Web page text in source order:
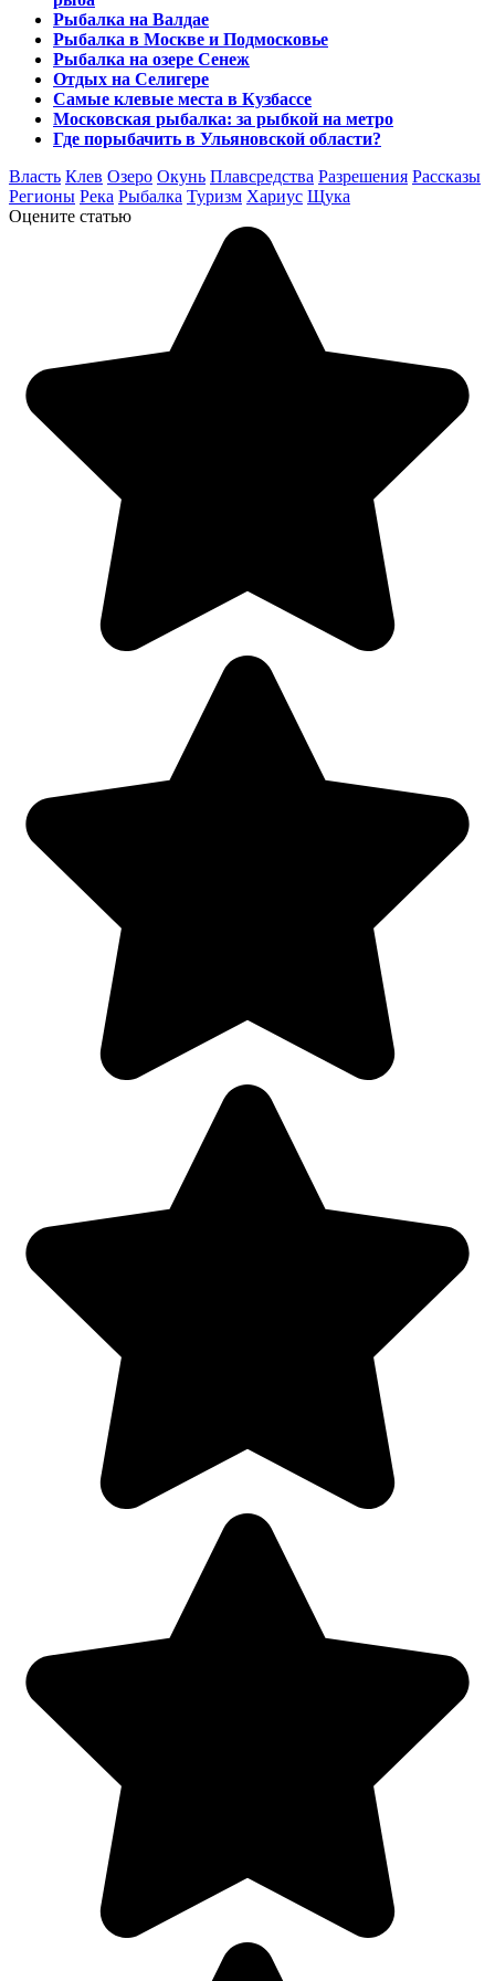
Рыбалка на Валдае
Рыбалка в Москве и Подмосковье
Рыбалка на озере Сенеж
Отдых на Селигере
Самые клевые места в Кузбассе
Московская рыбалка: за рыбкой на метро
Где порыбачить в Ульяновской области?
Власть Клев Озеро Окунь Плавсредства Разрешения Рассказы
Регионы Река Рыбалка Туризм Хариус Щука
Оцените статью